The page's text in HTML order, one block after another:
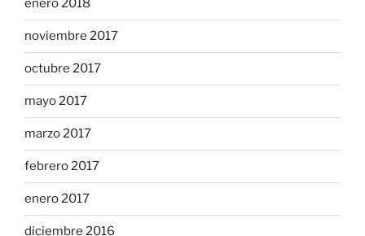
enero 2018
noviembre 2017
octubre 2017
mayo 2017
marzo 2017
febrero 2017
enero 2017
diciembre 2016